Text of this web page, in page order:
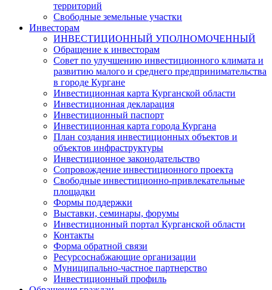
территорий
Свободные земельные участки
Инвесторам
ИНВЕСТИЦИОННЫЙ УПОЛНОМОЧЕННЫЙ
Обращение к инвесторам
Совет по улучшению инвестиционного климата и
развитию малого и среднего предпринимательства
в городе Кургане
Инвестиционная карта Курганской области
Инвестиционная декларация
Инвестиционный паспорт
Инвестиционная карта города Кургана
План создания инвестиционных объектов и
объектов инфраструктуры
Инвестиционное законодательство
Сопровождение инвестиционного проекта
Свободные инвестиционно-привлекательные
площадки
Формы поддержки
Выставки, семинары, форумы
Инвестиционный портал Курганской области
Контакты
Форма обратной связи
Ресурсоснабжающие организации
Муниципально-частное партнерство
Инвестиционный профиль